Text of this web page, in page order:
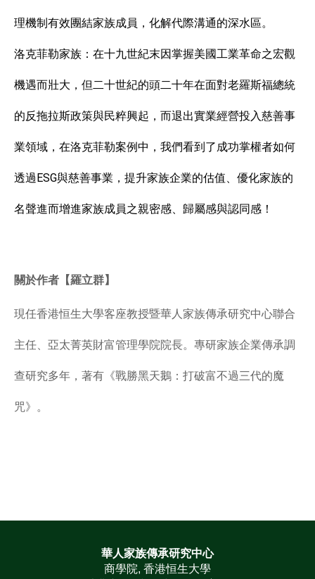
理機制有效團結家族成員，化解代際溝通的深水區。
洛克菲勒家族：在十九世紀末因掌握美國工業革命之宏觀
機遇而壯大，但二十世紀的頭二十年在面對老羅斯福總統
的反拖拉斯政策與民粹興起，而退出實業經營投入慈善事
業領域，在洛克菲勒案例中，我們看到了成功掌權者如何
透過ESG與慈善事業，提升家族企業的估值、優化家族的
名聲進而增進家族成員之親密感、歸屬感與認同感！
關於作者【羅立群】
現任香港恒生大學客座教授暨華人家族傳承研究中心聯合
主任、亞太菁英財富管理學院院長。專研家族企業傳承調
查研究多年，著有《戰勝黑天鵝：打破富不過三代的魔
咒》。
華人家族傳承研究中心
商學院, 香港恒生大學